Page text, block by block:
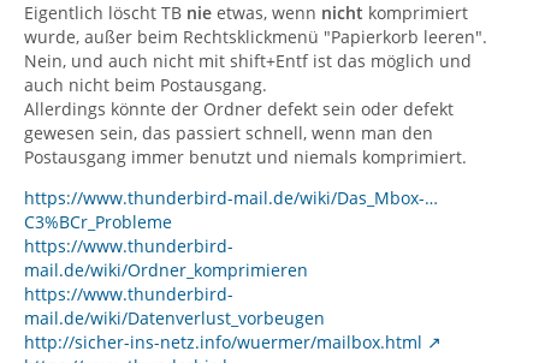
Eigentlich löscht TB nie etwas, wenn nicht komprimiert
wurde, außer beim Rechtsklickmenü "Papierkorb leeren".
Nein, und auch nicht mit shift+Entf ist das möglich und
auch nicht beim Postausgang.
Allerdings könnte der Ordner defekt sein oder defekt
gewesen sein, das passiert schnell, wenn man den
Postausgang immer benutzt und niemals komprimiert.
https://www.thunderbird-mail.de/wiki/Das_Mbox-…
C3%BCr_Probleme
https://www.thunderbird-
mail.de/wiki/Ordner_komprimieren
https://www.thunderbird-
mail.de/wiki/Datenverlust_vorbeugen
http://sicher-ins-netz.info/wuermer/mailbox.html